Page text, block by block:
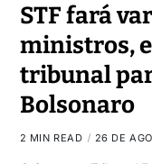
STF fará
ministros,
tribunal
Bolsonaro
2 MIN READ 26 DE